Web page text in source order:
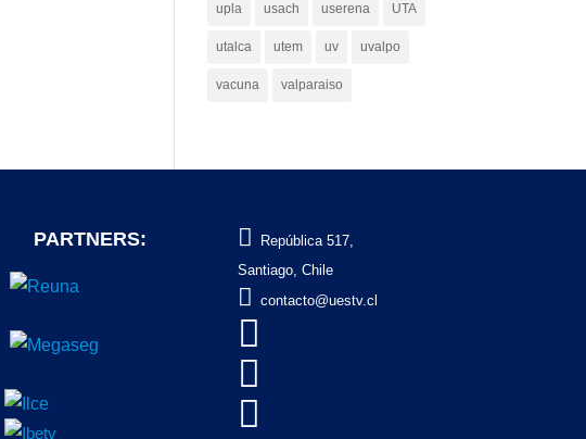
upla usach userena UTA
utalca utem uv uvalpo
vacuna valparaiso
PARTNERS: 
República 517,
Santiago, Chile
 contacto@uestv.cl


